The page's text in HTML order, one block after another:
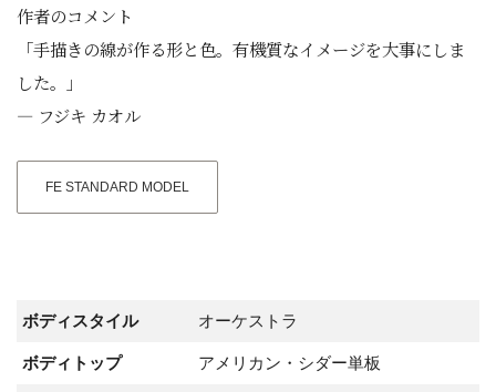
作者のコメント
「手描きの線が作る形と色。有機質なイメージを大事にしま
した。」
― フジキ カオル
FE STANDARD MODEL
ボディスタイル オーケストラ
ボディトップ アメリカン・シダー単板